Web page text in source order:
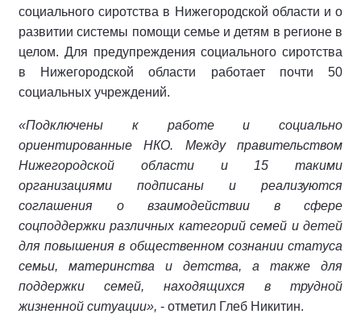
социального сиротства в Нижегородской области и о
развитии системы помощи семье и детям в регионе в
целом. Для предупреждения социального сиротства
в Нижегородской области работает почти 50
социальных учреждений.
«Подключены к работе и социально
ориентированные НКО. Между правительством
Нижегородской области и 15 такими
организациями подписаны и реализуются
соглашения о взаимодействии в сфере
соцподдержки различных категорий семей и детей
для повышения в общественном сознании статуса
семьи, материнства и детства, а также для
поддержки семей, находящихся в трудной
жизненной ситуации», - отметил Глеб Никитин.